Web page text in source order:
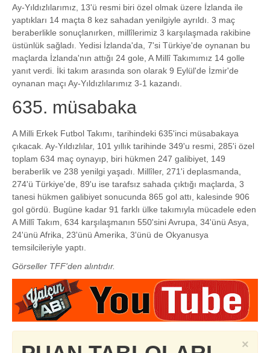
Ay-Yıldızlılarımız, 13'ü resmi biri özel olmak üzere İzlanda ile
yaptıkları 14 maçta 8 kez sahadan yenilgiyle ayrıldı. 3 maç
beraberlikle sonuçlanırken, millîlerimiz 3 karşılaşmada rakibine
üstünlük sağladı. Yedisi İzlanda'da, 7'si Türkiye'de oynanan bu
maçlarda İzlanda'nın attığı 24 gole, A Millî Takımımız 14 golle
yanıt verdi. İki takım arasında son olarak 9 Eylül'de İzmir'de
oynanan maçı Ay-Yıldızlılarımız 3-1 kazandı.
635. müsabaka
A Milli Erkek Futbol Takımı, tarihindeki 635'inci müsabakaya
çıkacak. Ay-Yıldızlılar, 101 yıllık tarihinde 349'u resmi, 285'i özel
toplam 634 maç oynayıp, biri hükmen 247 galibiyet, 149
beraberlik ve 238 yenilgi yaşadı. Millîler, 271'i deplasmanda,
274'ü Türkiye'de, 89'u ise tarafsız sahada çıktığı maçlarda, 3
tanesi hükmen galibiyet sonucunda 865 gol attı, kalesinde 906
gol gördü. Bugüne kadar 91 farklı ülke takımıyla mücadele eden
A Millî Takım, 634 karşılaşmanın 550'sini Avrupa, 34'ünü Asya,
24'ünü Afrika, 23'ünü Amerika, 3'ünü de Okyanusya
temsilcileriyle yaptı.
Görseller TFF'den alıntıdır.
×